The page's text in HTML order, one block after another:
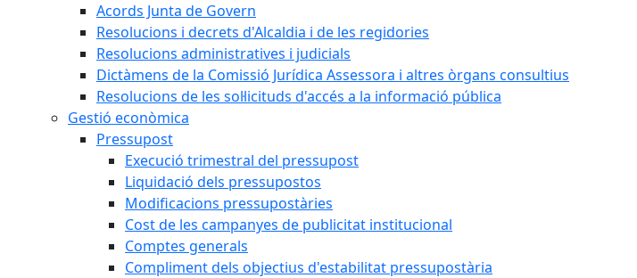
Acords Junta de Govern
Resolucions i decrets d'Alcaldia i de les regidories
Resolucions administratives i judicials
Dictàmens de la Comissió Jurídica Assessora i altres òrgans consultius
Resolucions de les sol·licituds d'accés a la informació pública
Gestió econòmica
Pressupost
Execució trimestral del pressupost
Liquidació dels pressupostos
Modificacions pressupostàries
Cost de les campanyes de publicitat institucional
Comptes generals
Compliment dels objectius d'estabilitat pressupostària